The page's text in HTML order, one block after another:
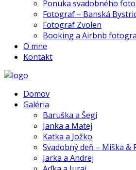
Ponuka svadobného
Fotograf – Banská
Fotograf Zvolen
Booking a Airbnb
O mne
Kontakt
Domov
Galéria
Baruška a Šegi
Janka a Matej
Katka a Jožko
Svadobný deň – Miška &
Jarka a Andrej